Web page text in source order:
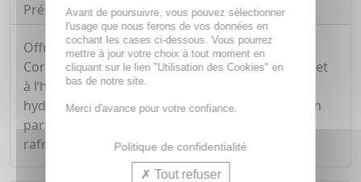
Présentation
Offrez-vous une dose d'hydratation avec ce Lait
Corps à l'acide hyaluronique, gel d'aloe vera bio et
à l‘huile de coco. Sa formule légère procure une
hydratation express et intense pendant 24H. Son
parfum vivifiant de citron mûri au soleil offre un
rafraîchissement instantané.
Avant de poursuivre, vous pouvez sélectionner
l'usage que nous ferons de vos données en
cochant les cases ci-dessous. Vous pourrez
mettre à jour votre choix à tout moment en
cliquant sur le lien "Utilisation des Cookies" en
bas de notre site.
Merci d'avance pour votre confiance.
Politique de confidentialité
Tout refuser